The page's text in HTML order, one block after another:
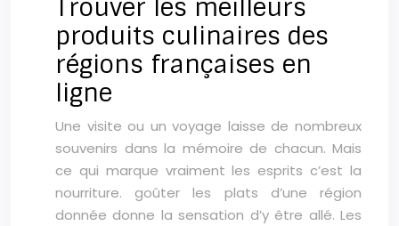
Trouver les meilleurs
produits culinaires des
régions françaises en
ligne
Une visite ou un voyage laisse de nombreux
souvenirs dans la mémoire de chacun. Mais
ce qui marque vraiment les esprits c’est la
nourriture. goûter les plats d’une région
donnée donne la sensation d’y être allé. Les